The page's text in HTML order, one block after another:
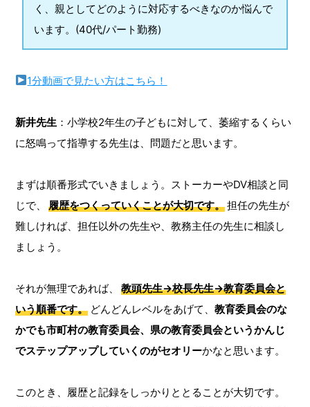
く、親としてどのように対応するべきなのか悩んで
います。(40代/パート勤務)
1分動画で見たい方はこちら！
新井先生 ：小学校2年生の子どもに対して、萎縮するくらい
に怒鳴って指導する先生は、問題だと思います。
まずは順番形式でいきましょう。ストーカーやDV相談と同
じで、
履歴をつくっていくことが大切です。担任の先生が
難しければ、担任以外の先生や、教務主任の先生に相談し
ましょう。
それが無理であれば、
教頭先生→校長先生→教育委員会と
いう順番です。 どんどんレベルをあげて、教育委員会のな
かでも市町村の教育委員会、県の教育委員会というかんじ
でステップアップしていくのがセオリーかなと思います。
このとき、履歴と記録をしっかりととることが大切です。